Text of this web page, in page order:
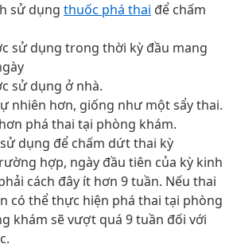
sử dụng thuốc phá thai để chấm
sử dụng trong thời kỳ đầu mang
sử dụng ở nhà.
nhiên hơn, giống như một sẩy thai.
phá thai tại phòng khám.
dụng để chấm dứt thai kỳ
hợp, ngày đầu tiên của kỳ kinh
cách đây ít hơn 9 tuần. Nếu thai
có thể thực hiện phá thai tại phòng
khám sẽ vượt quá 9 tuần đối với